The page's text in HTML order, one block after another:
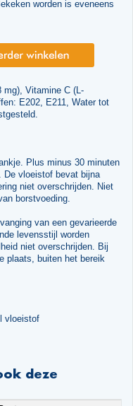
worden is eveneens
mg), Vitamine C (L-
E202, E211, Water tot
Plus minus 30 minuten
De vloeistof bevat bijna
niet overschrijden. Niet
borstvoeding.
van een gevarieerde
levensstijl worden
niet overschrijden. Bij
plaats, buiten het bereik
vloeistof
deze